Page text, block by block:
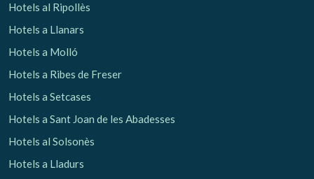
Hotels al Ripollès
Hotels a Llanars
Hotels a Molló
Hotels a Ribes de Freser
Hotels a Setcases
Hotels a Sant Joan de les Abadesses
Hotels al Solsonès
Hotels a Lladurs